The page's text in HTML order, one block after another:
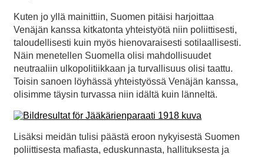
Kuten jo yllä mainittiin, Suomen pitäisi harjoittaa
Venäjän kanssa kitkatonta yhteistyötä niin poliittisesti,
taloudellisesti kuin myös hienovaraisesti sotilaallisesti.
Näin menetellen Suomella olisi mahdollisuudet
neutraaliin ulkopolitiikkaan ja turvallisuus olisi taattu.
Toisin sanoen löyhässä yhteistyössä Venäjän kanssa,
olisimme täysin turvassa niin idältä kuin länneltä.
Lisäksi meidän tulisi päästä eroon nykyisestä Suomen
poliittisesta mafiasta, eduskunnasta, hallituksesta ja